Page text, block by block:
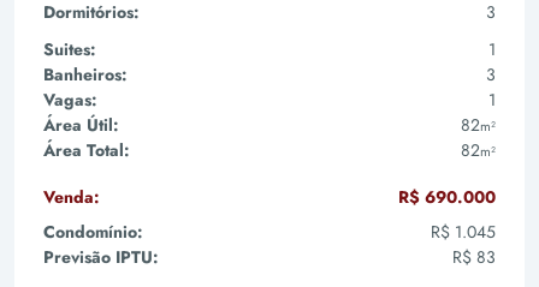
Dormitórios:
3
Suites:
1
Banheiros:
3
Vagas:
1
Área Útil:
82m²
Área Total: 82m²
Venda:
R$ 690.000
Condomínio:
R$ 1.045
Previsão IPTU:
R$ 83